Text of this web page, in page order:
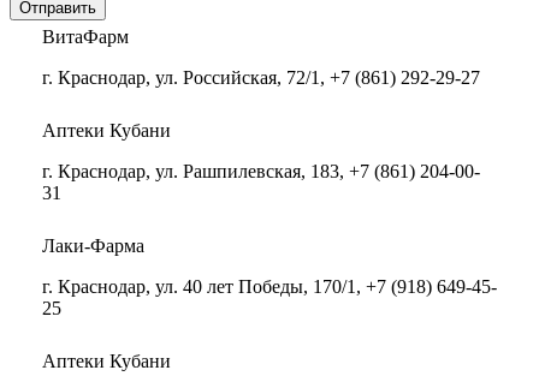
ВитаФарм
г. Краснодар, ул. Российская, 72/1, +7 (861) 292-29-27
Аптеки Кубани
г. Краснодар, ул. Рашпилевская, 183, +7 (861) 204-00-
31
Лаки-Фарма
г. Краснодар, ул. 40 лет Победы, 170/1, +7 (918) 649-45-
25
Аптеки Кубани